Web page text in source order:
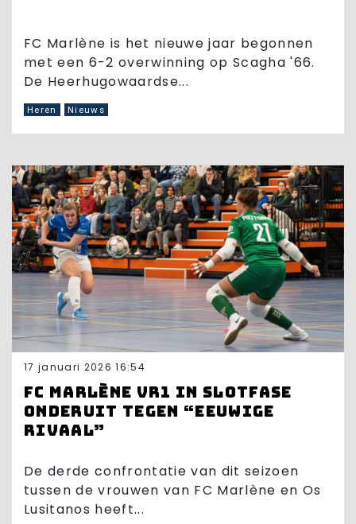
FC Marlène is het nieuwe jaar begonnen
met een 6-2 overwinning op Scagha '66.
De Heerhugowaardse...
Heren Nieuws
17 januari 2026 16:54
FC Marlène VR1 in slotfase
onderuit tegen “eeuwige
rivaal”
De derde confrontatie van dit seizoen
tussen de vrouwen van FC Marlène en Os
Lusitanos heeft...